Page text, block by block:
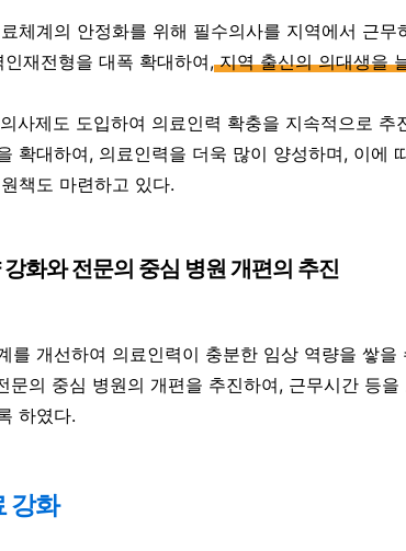
체계의 안정화를 위해 필수의사를 지역에서 근
재전형을 대폭 확대하여,지역 출신의 의대생을
사제도 도입하여 의료인력 확충을 지속적으로
확대하여, 의료인력을 더욱 많이 양성하며, 이에
책도 마련하고 있다.
화와 전문의 중심 병원 개편의 추진
를 개선하여 의료인력이 충분한 임상 역량을 쌓
문의 중심 병원의 개편을 추진하여, 근무시간 등
하였다.
강화